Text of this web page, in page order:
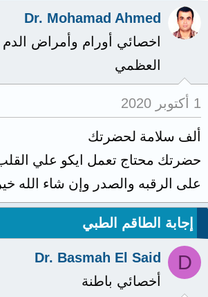
Dr. Mohamad Ahmed
اخصائي أورام وأمراض الدم
العظمي
1 أكتوبر 2020
ألف سلامة لحضرتك
حضرتك محتاج تعمل ايكو علي
على الرقبه والصدر وإن شاء الله خير
إجابة الطاقم الطبي
D
Dr. Basmah El Said
أخصائي باطنة